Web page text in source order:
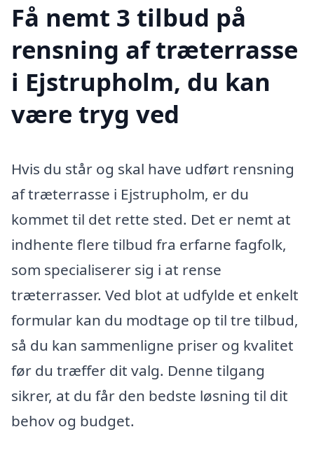
Få nemt 3 tilbud på
rensning af træterrasse
i Ejstrupholm, du kan
være tryg ved
Hvis du står og skal have udført rensning
af træterrasse i Ejstrupholm, er du
kommet til det rette sted. Det er nemt at
indhente flere tilbud fra erfarne fagfolk,
som specialiserer sig i at rense
træterrasser. Ved blot at udfylde et enkelt
formular kan du modtage op til tre tilbud,
så du kan sammenligne priser og kvalitet
før du træffer dit valg. Denne tilgang
sikrer, at du får den bedste løsning til dit
behov og budget.